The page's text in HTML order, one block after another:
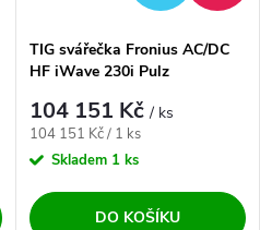
TIG svářečka Fronius AC/DC
HF iWave 230i Pulz
104 151 Kč/ ks
Měrná cena:
104 151 Kč / 1 ks
Skladem 1 ks
DO KOŠÍKU